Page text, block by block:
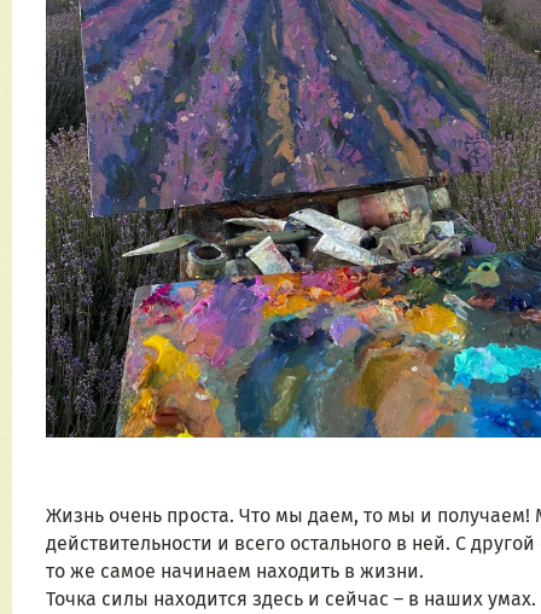
Жизнь очень проста. Что мы даем, то мы и
действительности и всего остального в ней. С
то же самое начинаем находить в жизни.
Точка силы находится здесь и сейчас – в наших умах.